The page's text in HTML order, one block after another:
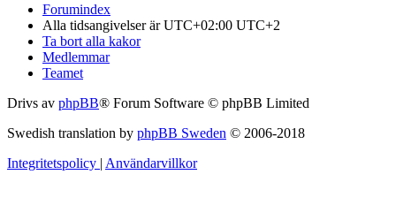
Forumindex
Alla tidsangivelser är UTC+02:00 UTC+2
Ta bort alla kakor
Medlemmar
Teamet
Drivs av phpBB® Forum Software © phpBB Limited
Swedish translation by phpBB Sweden © 2006-2018
Integritetspolicy | Användarvillkor